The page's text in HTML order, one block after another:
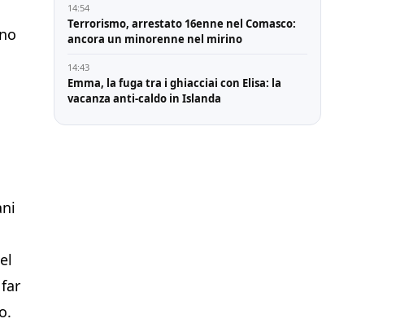
14:54
Terrorismo, arrestato 16enne nel Comasco:
ancora un minorenne nel mirino
14:43
Emma, la fuga tra i ghiacciai con Elisa: la
vacanza anti-caldo in Islanda